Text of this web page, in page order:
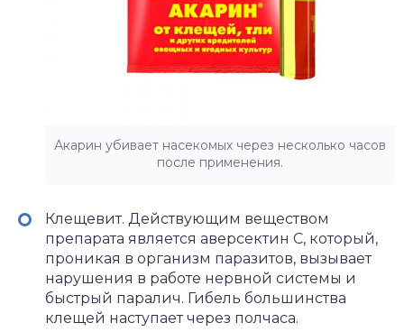
Акарин убивает насекомых через несколько часов
после применения.
Клещевит. Действующим веществом
препарата является аверсектин С, который,
проникая в организм паразитов, вызывает
нарушения в работе нервной системы и
быстрый паралич. Гибель большинства
клещей наступает через полчаса.